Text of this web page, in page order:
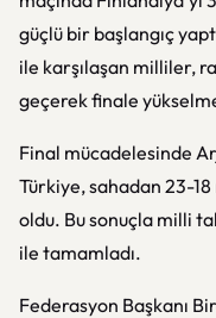
güçlü bir başlangıç
ile karşılaşan milliler,
geçerek finale
Final mücadelesinde
Türkiye, sahadan 23-
oldu. Bu sonuçla milli
ile tamamladı.
Federasyon Başkanı